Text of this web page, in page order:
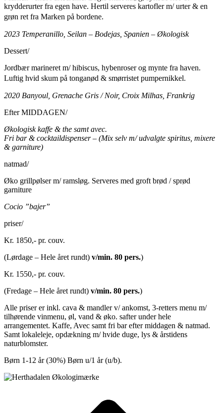
krydderurter fra egen have. Hertil serveres kartofler m/ urter & en
grøn ret fra Marken på bordene.
2023 Temperanillo, Seilan – Bodejas, Spanien – Økologisk
Dessert/
Jordbær marineret m/ hibiscus, hybenroser og mynte fra haven.
Luftig hvid skum på tonganød & smørristet pumpernikkel.
2020 Banyoul, Grenache Gris / Noir, Croix Milhas, Frankrig
Efter MIDDAGEN/
Økologisk kaffe & the samt avec.
Fri bar & cocktaildispenser – (Mix selv m/ udvalgte spiritus, mixere
& garniture)
natmad/
Øko grillpølser m/ ramsløg. Serveres med groft brød / sprød
garniture
Cocio ”bajer”
priser/
Kr. 1850,- pr. couv.
(Lørdage – Hele året rundt) v/min. 80 pers.)
Kr. 1550,- pr. couv.
(Fredage – Hele året rundt) v/min. 80 pers.)
Alle priser er inkl. cava & mandler v/ ankomst, 3-retters menu m/
tilhørende vinmenu, øl, vand & øko. safter under hele
arrangementet. Kaffe, Avec samt fri bar efter middagen & natmad.
Samt lokaleleje, opdækning m/ hvide duge, lys & årstidens
naturblomster.
Børn 1-12 år (30%) Børn u/1 år (u/b).